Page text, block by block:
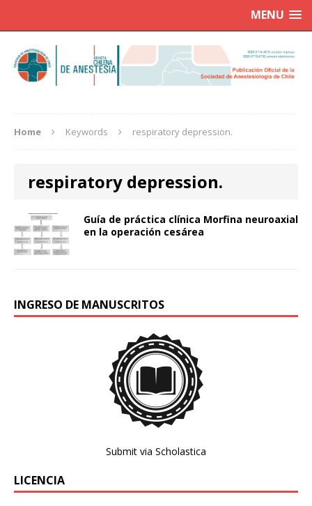
MENU
Home Keywords respiratory depression.
respiratory depression.
Guía de práctica clínica Morfina neuroaxial
en la operación cesárea
INGRESO DE MANUSCRITOS
Submit via Scholastica
LICENCIA